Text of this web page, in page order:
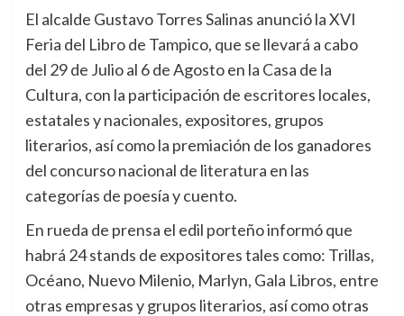
El alcalde Gustavo Torres Salinas anunció la XVI
Feria del Libro de Tampico, que se llevará a cabo
del 29 de Julio al 6 de Agosto en la Casa de la
Cultura, con la participación de escritores locales,
estatales y nacionales, expositores, grupos
literarios, así como la premiación de los ganadores
del concurso nacional de literatura en las
categorías de poesía y cuento.
En rueda de prensa el edil porteño informó que
habrá 24 stands de expositores tales como: Trillas,
Océano, Nuevo Milenio, Marlyn, Gala Libros, entre
otras empresas y grupos literarios, así como otras